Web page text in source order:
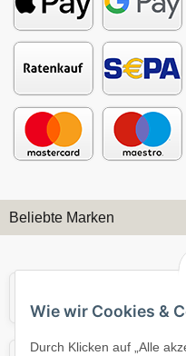
Wie wir Cookies &
Durch Klicken auf „Alle
Beliebte Marken